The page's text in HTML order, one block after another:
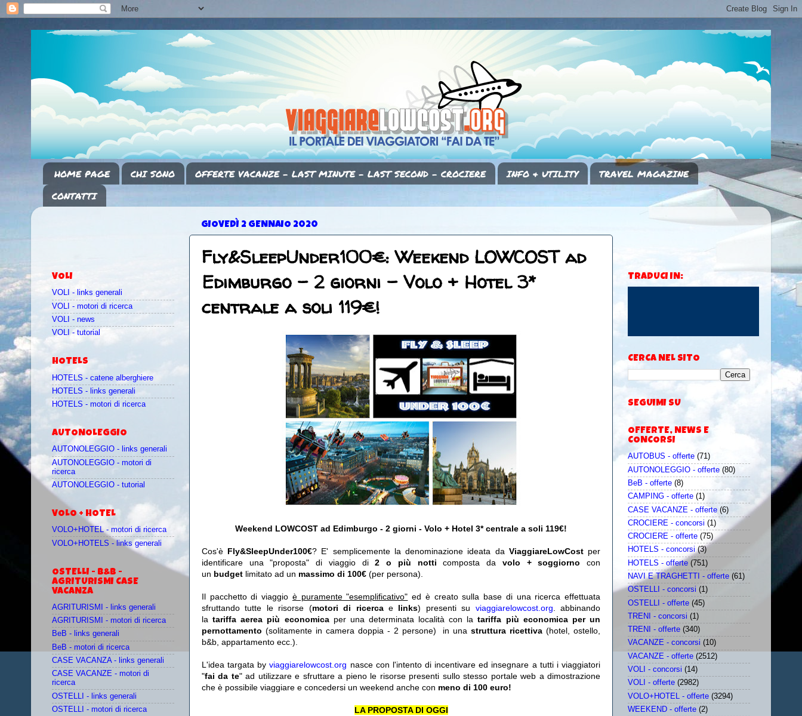
HOME PAGE CHI SONO OFFERTE VACANZE - LAST MINUTE - LAST SECOND - CROCIERE INFO & UTILITY
TRAVEL MAGAZINE
CONTATTI
GIOVEDÌ 2 GENNAIO 2020
Fly&SleepUnder100€: Weekend LOWCOST ad
Edimburgo - 2 giorni - Volo + Hotel 3*
centrale a soli 119€!
Weekend LOWCOST ad Edimburgo - 2 giorni - Volo + Hotel 3* centrale a soli 119€!
Cos'è Fly&SleepUnder100€? E' semplicemente la denominazione ideata da ViaggiareLowCost per
identificare una "proposta" di viaggio di2 o più notti composta da volo + soggiorno con
un budget limitato ad un massimo di 100€ (per persona).
Il pacchetto di viaggio è puramente "esemplificativo" ed è creato sulla base di una ricerca effettuata
sfruttando tutte le risorse (motori di ricerca e links) presenti su viaggiarelowcost.org . abbinando
la tariffa aerea più economicaper una determinata località con latariffa più economica per un
pernottamento (solitamente in camera doppia - 2 persone) in unastruttura ricettiva (hotel, ostello,
b&b, appartamento ecc.).
L'idea targata byviaggiarelowcost.org nasce con l'intento di incentivare ed insegnare a tutti i viaggiatori
"fai da te" ad utilizzare e sfruttare a pieno le risorse presenti sullo stesso portale web a dimostrazione
che è possibile viaggiare e concedersi un weekend anche con meno di 100 euro!
LA PROPOSTA DI OGGI
VOLI
VOLI - links generali
VOLI - motori di ricerca
VOLI - news
VOLI - tutorial
HOTELS
HOTELS - catene alberghiere
HOTELS - links generali
HOTELS - motori di ricerca
AUTONOLEGGIO
AUTONOLEGGIO - links generali
AUTONOLEGGIO - motori di
ricerca
AUTONOLEGGIO - tutorial
VOLO + HOTEL
VOLO+HOTEL - motori di ricerca
VOLO+HOTELS - links generali
OSTELLI - B&B -
AGRITURISMI CASE
VACANZA
AGRITURISMI - links generali
AGRITURISMI - motori di ricerca
BeB - links generali
BeB - motori di ricerca
CASE VACANZA - links generali
CASE VACANZE - motori di
ricerca
OSTELLI - links generali
OSTELLI - motori di ricerca
TRADUCI IN:
CERCA NEL SITO
SEGUIMI SU
OFFERTE, NEWS E
CONCORSI
AUTOBUS - offerte (71)
AUTONOLEGGIO - offerte (80)
BeB - offerte (8)
CAMPING - offerte (1)
CASE VACANZE - offerte (6)
CROCIERE - concorsi (1)
CROCIERE - offerte (75)
HOTELS - concorsi (3)
HOTELS - offerte (751)
NAVI E TRAGHETTI - offerte (61)
OSTELLI - concorsi (1)
OSTELLI - offerte (45)
TRENI - concorsi (1)
TRENI - offerte (340)
VACANZE - concorsi (10)
VACANZE - offerte (2512)
VOLI - concorsi (14)
VOLI - offerte (2982)
VOLO+HOTEL - offerte (3294)
WEEKEND - offerte (2)